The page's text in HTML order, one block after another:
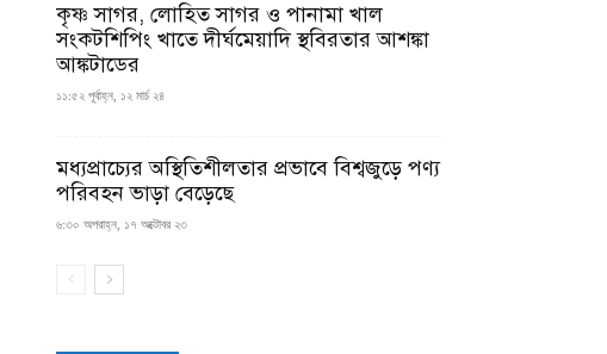
কৃষ্ণ সাগর, লোহিত সাগর ও পানামা খাল
সংকটশিপিং খাতে দীর্ঘমেয়াদি স্থবিরতার আশঙ্কা
আঙ্কটাডের
১১:৫২ পূর্বাহ্ন, ১২ মার্চ ২৪
মধ্যপ্রাচ্যের অস্থিতিশীলতার প্রভাবে বিশ্বজুড়ে পণ্য
পরিবহন ভাড়া বেড়েছে
৬:৩০ অপরাহ্ন, ১৭ অক্টোবর ২৩